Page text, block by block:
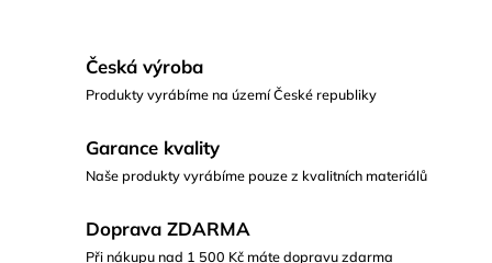
Česká výroba
Produkty vyrábíme na území České republiky
Garance kvality
Naše produkty vyrábíme pouze z kvalitních materiálů
Doprava ZDARMA
Při nákupu nad 1 500 Kč máte dopravu zdarma